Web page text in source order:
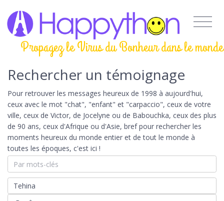
Propagez le Virus du Bonheur dans le monde
Rechercher un témoignage
Pour retrouver les messages heureux de 1998 à aujourd'hui,
ceux avec le mot "chat", "enfant" et "carpaccio", ceux de votre
ville, ceux de Victor, de Jocelyne ou de Babouchka, ceux des plus
de 90 ans, ceux d'Afrique ou d'Asie, bref pour rechercher les
moments heureux du monde entier et de tout le monde à
toutes les époques, c'est ici !